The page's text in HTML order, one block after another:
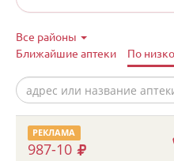
Все районы
Ближайшие аптеки
По
РЕКЛАМА
987-10